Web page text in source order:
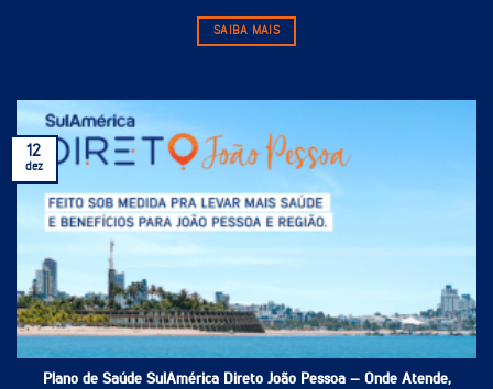
SAIBA MAIS
Plano de Saúde SulAmérica Direto João Pessoa – Onde Atende,
12
dez